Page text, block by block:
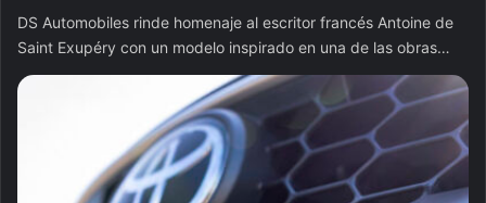
DS Automobiles rinde homenaje al escritor francés Antoine de
Saint Exupéry con un modelo inspirado en una de las obras…